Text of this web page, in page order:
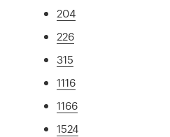
204
226
315
1116
1166
1524